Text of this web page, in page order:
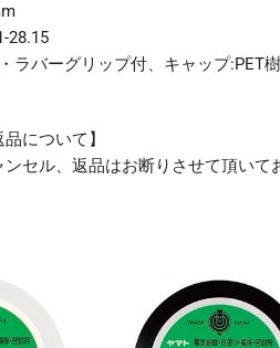
28.15
ラバーグリップ付、キャップ:PET
について】
セル、返品はお断りさせて頂いて